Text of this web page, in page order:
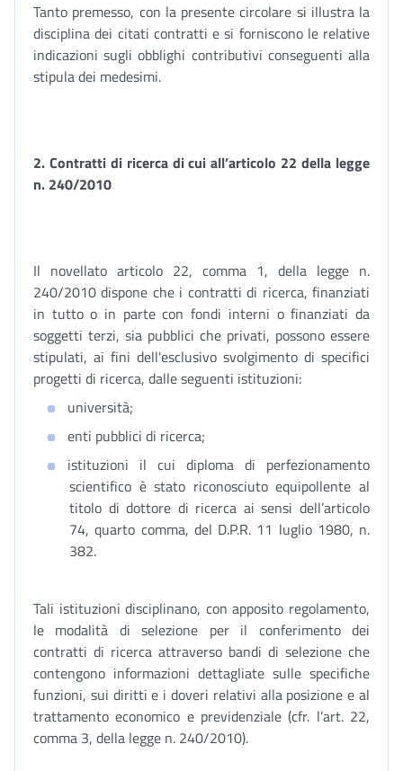
Tanto premesso, con la presente circolare si illustra la
disciplina dei citati contratti e si forniscono le relative
indicazioni sugli obblighi contributivi conseguenti alla
stipula dei medesimi.
2. Contratti di ricerca di cui all’articolo 22 della legge
n. 240/2010
Il novellato articolo 22, comma 1, della legge n.
240/2010 dispone che i contratti di ricerca, finanziati
in tutto o in parte con fondi interni o finanziati da
soggetti terzi, sia pubblici che privati, possono essere
stipulati, ai fini dell'esclusivo svolgimento di specifici
progetti di ricerca, dalle seguenti istituzioni:
università;
enti pubblici di ricerca;
istituzioni il cui diploma di perfezionamento
scientifico è stato riconosciuto equipollente al
titolo di dottore di ricerca ai sensi dell’articolo
74, quarto comma, del D.P.R. 11 luglio 1980, n.
382.
Tali istituzioni disciplinano, con apposito regolamento,
le modalità di selezione per il conferimento dei
contratti di ricerca attraverso bandi di selezione che
contengono informazioni dettagliate sulle specifiche
funzioni, sui diritti e i doveri relativi alla posizione e al
trattamento economico e previdenziale (cfr. l’art. 22,
comma 3, della legge n. 240/2010).